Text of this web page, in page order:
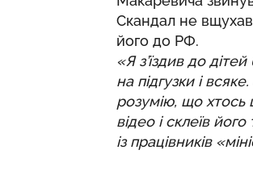
Скандал не вщухав
його до РФ.
«Я з’їздив до
на підгузки і
розумію, що хтось
відео і склеїв
із працівників